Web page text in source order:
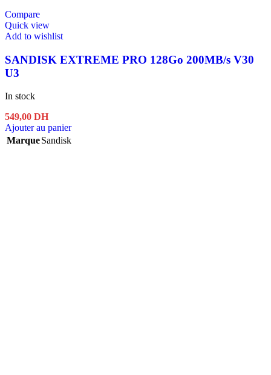
Compare
Quick view
Add to wishlist
SANDISK EXTREME PRO 128Go 200MB/s V30
U3
In stock
549,00 DH
Ajouter au panier
MarqueSandisk